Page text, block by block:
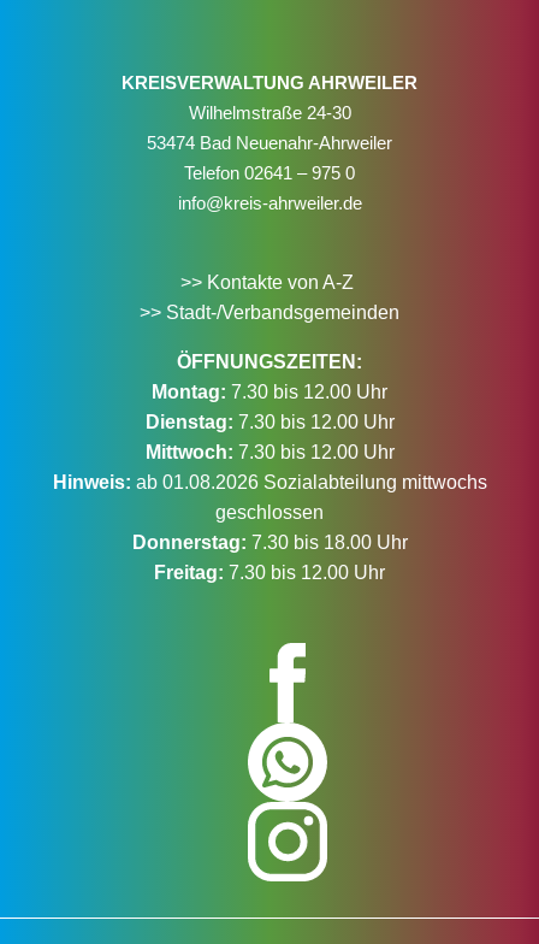
KREISVERWALTUNG AHRWEILER
Wilhelmstraße 24-30
53474 Bad Neuenahr-Ahrweiler
Telefon 02641 – 975 0
info@kreis-ahrweiler.de
>> Kontakte von A-Z
>> Stadt-/Verbandsgemeinden
ÖFFNUNGSZEITEN:
Montag: 7.30 bis 12.00 Uhr
Dienstag: 7.30 bis 12.00 Uhr
Mittwoch: 7.30 bis 12.00 Uhr
Hinweis: ab 01.08.2026 Sozialabteilung mittwochs
geschlossen
Donnerstag: 7.30 bis 18.00 Uhr
Freitag: 7.30 bis 12.00 Uhr